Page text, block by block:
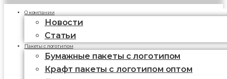
О компании
Новости
Статьи
Пакеты с логотипом
Бумажные пакеты с логотипом
Крафт пакеты с логотипом оптом